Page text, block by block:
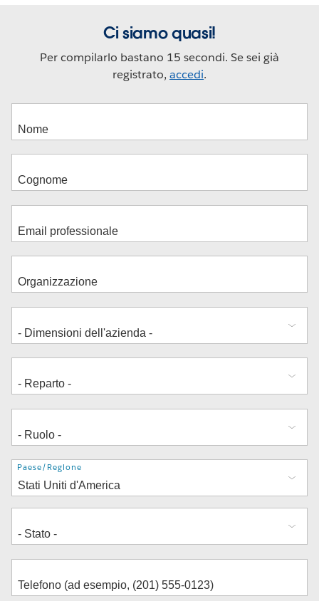
Ci siamo quasi!
Per compilarlo bastano 15 secondi. Se sei già
registrato,accedi.
Indirizzo
Paese/Regione